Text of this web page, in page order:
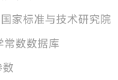
家标准与技术研究院
数数据库